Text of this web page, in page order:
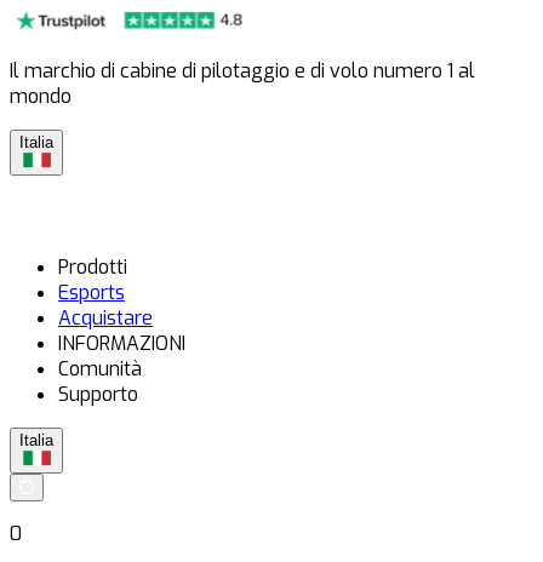
Il marchio di cabine di pilotaggio e di volo numero 1 al
mondo
Italia
Prodotti
Esports
Acquistare
INFORMAZIONI
Comunità
Supporto
Italia
0